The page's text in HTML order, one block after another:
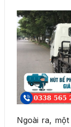
Ngoài ra,